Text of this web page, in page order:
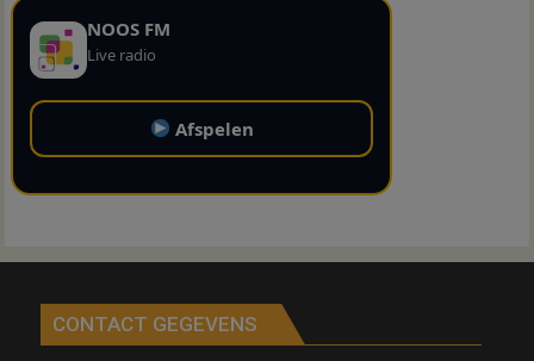
NOOS FM
Live radio
Afspelen
CONTACT GEGEVENS